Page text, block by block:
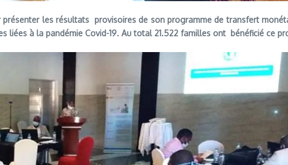
les résultats provisoires de son programme de transfert
liées à la pandémie Covid-19. Au total 21.522 familles ont bénéficié ce